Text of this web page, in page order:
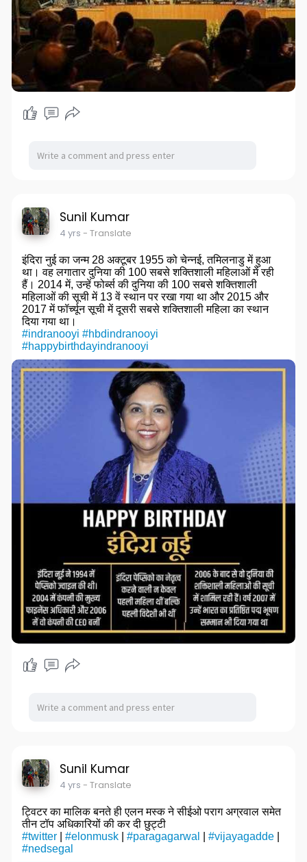
Sunil Kumar
4 yrs - Translate
इंदिरा नुई का जन्म 28 अक्टूबर 1955 को चेन्नई, तमिलनाडु में हुआ
था। वह लगातार दुनिया की 100 सबसे शक्तिशाली महिलाओं में रही
हैं। 2014 में, उन्हें फोर्ब्स की दुनिया की 100 सबसे शक्तिशाली
महिलाओं की सूची में 13 वें स्थान पर रखा गया था और 2015 और
2017 में फॉर्च्यून सूची में दूसरी सबसे शक्तिशाली महिला का स्थान
दिया गया था।
#indranooyi #hbdindranooyi
#happybirthdayindranooyi
Sunil Kumar
4 yrs - Translate
ट्विटर का मालिक बनते ही एलन मस्क ने सीईओ पराग अग्रवाल समेत
तीन टॉप अधिकारियों की कर दी छुट्टी
#twitter| #elonmusk| #paragagarwal #vijayagadde|
#nedsegal